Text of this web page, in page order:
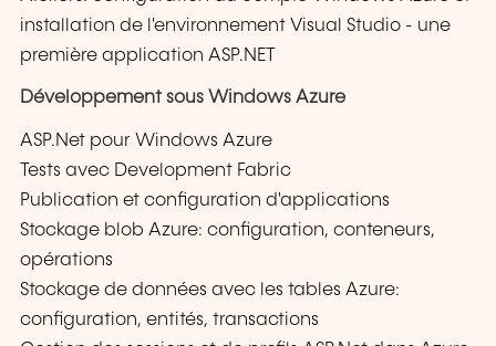
installation de l'environnement Visual Studio - une
première application ASP.NET
Développement sous Windows Azure
ASP.Net pour Windows Azure
Tests avec Development Fabric
Publication et configuration d'applications
Stockage blob Azure: configuration, conteneurs,
opérations
Stockage de données avec les tables Azure:
configuration, entités, transactions